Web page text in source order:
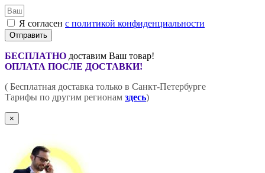
Я согласен с политикой конфиденциальности
Отправить
БЕСПЛАТНО доставим Ваш товар!
ОПЛАТА ПОСЛЕ ДОСТАВКИ!
( Бесплатная доставка только в Санкт-Петербурге
Тарифы по другим регионам здесь)
×